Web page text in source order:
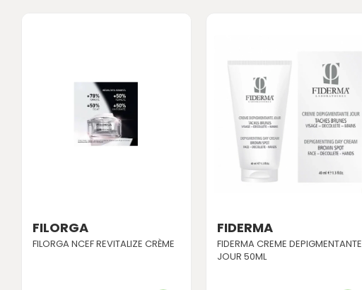
FILORGA
FILORGA NCEF REVITALIZE CRÈME
FIDERMA
FIDERMA CREME DEPIGMENTANTE
JOUR 50ML